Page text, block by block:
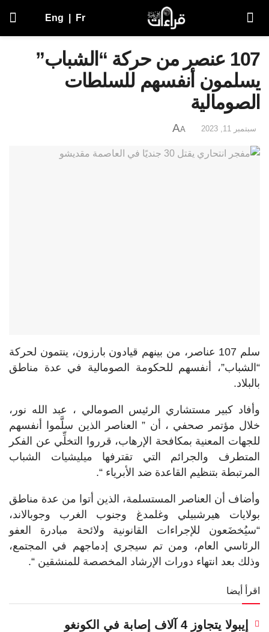
Eng Fr
107 عنصر من حركة “الشباب”
يسلمون أنفسهم للسلطات
الصومالية
سبتمبر 11, 2023 A
A
سلم 107 عناصر، من بينهم قيادون بارزون، ينتمون لحركة
“الشباب”، أنفسهم للحكومة الصومالية في عدة مناطق
بالبلاد.
وأفاد كبير مستشاري الرئيس الصومالي ، عبد الله نور،
خلال مؤتمر صحفي ، أن ” العناصر الذين سلَّموا أنفسهم
للجهات المعنية بمكافحة الإرهاب، قرروا التخلِّي عن الفكر
المتطرف والجرائم التي تقترفها ميليشيات الشباب
المرتبطة بتنظيم القاعدة ضد الأبرياء “.
وأضاف أن العناصر المستسلمة، الذين أتوا من عدة مناطق
بولايات هيرشبيلي وغلمدغ وجنوب الغرب وجوبالاند،
“سيُخضَعون للإجراءات القانونية ولائحة مبادرة العفو
الرئاسي العام، ومن تم سيجري إدماجهم في المجتمع،
وذلك بعد انتهاء دورات الإرشاد المخصصة للمنشقين “.
اقرأ أيضا
إيبولا يتجاوز 4 آلاف إصابة في الكونغو